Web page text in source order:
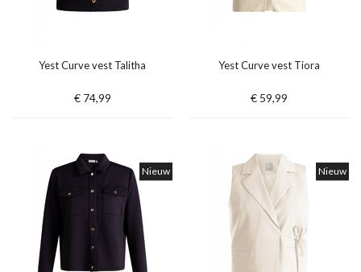
Yest Curve vest Talitha
€ 74,99
Yest Curve vest Tiora
€ 59,99
Nieuw Nieuw